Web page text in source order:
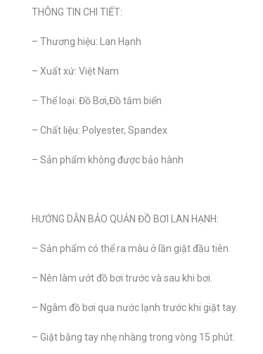
THÔNG TIN CHI TIẾT:
– Thương hiệu: Lan Hạnh
– Xuất xứ: Việt Nam
– Thể loại: Đồ Bơi,Đồ tắm biển
– Chất liệu: Polyester, Spandex
– Sản phẩm không được bảo hành
HƯỚNG DẪN BẢO QUẢN ĐỒ BƠI LAN HẠNH:
– Sản phẩm có thể ra màu ở lần giặt đầu tiên.
– Nên làm ướt đồ bơi trước và sau khi bơi.
– Ngâm đồ bơi qua nước lạnh trước khi giặt tay.
– Giặt bằng tay nhẹ nhàng trong vòng 15 phút.